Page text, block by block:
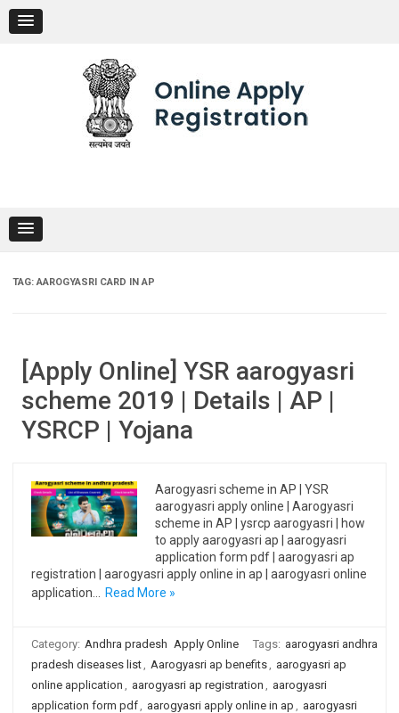
content
TAG:AAROGYASRI CARD IN AP
[Apply Online] YSR aarogyasri
scheme 2019 | Details | AP |
YSRCP | Yojana
Aarogyasri scheme in AP | YSR
aarogyasri apply online | Aarogyasri
scheme in AP | ysrcp aarogyasri | how
to apply aarogyasri ap | aarogyasri
application form pdf | aarogyasri ap
registration | aarogyasri apply online in ap | aarogyasri online
application…
Read More »
Category: Andhra pradesh Apply Online Tags: aarogyasri andhra
pradesh diseases list, Aarogyasri ap benefits, aarogyasri ap
online application , aarogyasri ap registration , aarogyasri
application form pdf, aarogyasri apply online in ap , aarogyasri